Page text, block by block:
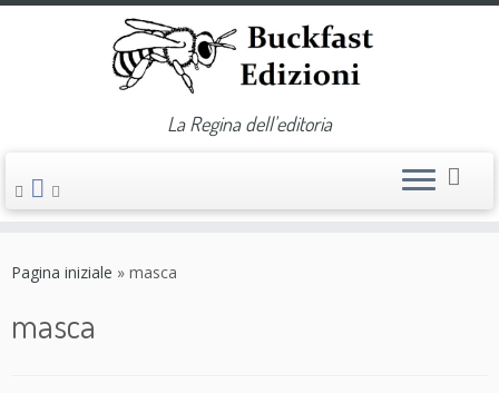
La Regina dell'editoria
Pagina iniziale » masca
masca